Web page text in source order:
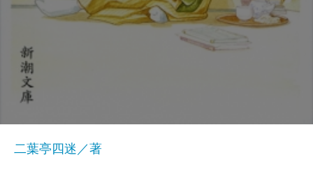
二葉亭四迷／著